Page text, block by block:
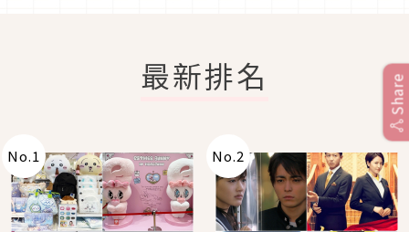
最新排名
No.1 No.2
Share